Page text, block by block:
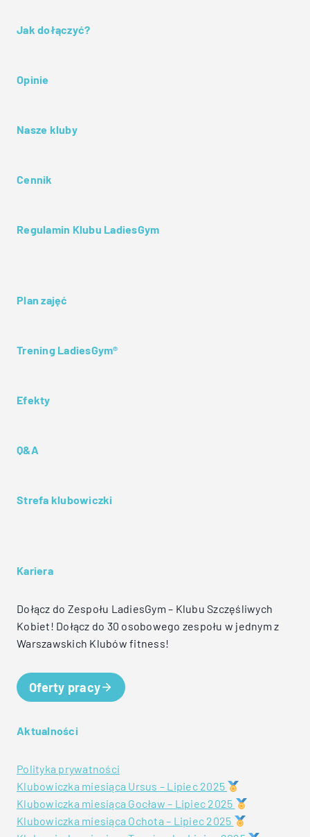
Jak dołączyć?
Opinie
Nasze kluby
Cennik
Regulamin Klubu LadiesGym
Plan zajęć
Trening LadiesGym®
Efekty
Q&A
Strefa klubowiczki
Kariera
Dołącz do Zespołu LadiesGym – Klubu Szczęśliwych
Kobiet! Dołącz do 30 osobowego zespołu w jednym z
Warszawskich Klubów fitness!
Oferty pracy
Aktualności
Polityka prywatności
Klubowiczka miesiąca Ursus – Lipiec 2025
Klubowiczka miesiąca Gocław – Lipiec 2025
Klubowiczka miesiąca Ochota – Lipiec 2025